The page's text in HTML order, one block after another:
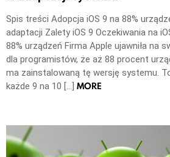
Spis treści Adopcja iOS 9 na 88%
adaptacji Zalety iOS 9 Oczekiwania na
88% urządzeń Firma Apple ujawniła na
dla programistów, że aż 88 procent
ma zainstalowaną tę wersję systemu.
każde 9 na 10 […] MORE